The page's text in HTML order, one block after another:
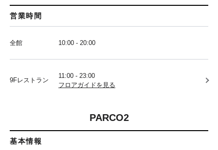
営業時間
全館 10:00 - 20:00
9Fレストラン
11:00 - 23:00
フロアガイドを見る
PARCO2
基本情報